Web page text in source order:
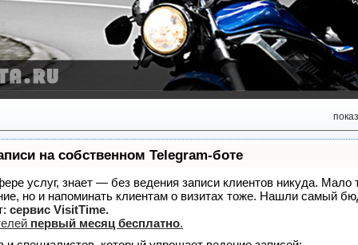
на собственном Telegram-боте
услуг, знает — без ведения записи клиентов никуда. Мало
но и напоминать клиентам о визитах тоже. Нашли самый
сервис VisitTime.
первый месяц бесплатно.